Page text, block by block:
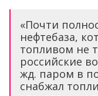
«Почти
нефтебаза,
топливом не
российские
жд. паром в
снабжал